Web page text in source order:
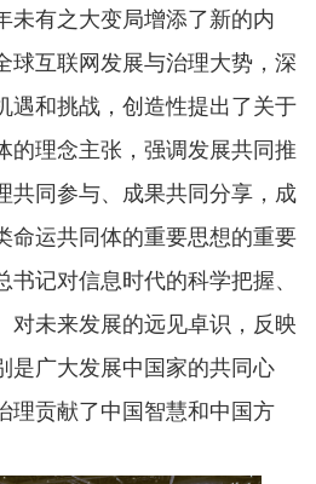
未有之大变局增添了新的内
球互联网发展与治理大势，深
遇和挑战，创造性提出了关于
的理念主张，强调发展共同推
共同参与、成果共同分享，成
命运共同体的重要思想的重要
记对信息时代的科学把握、
对未来发展的远见卓识，反映
是广大发展中国家的共同心
理贡献了中国智慧和中国方